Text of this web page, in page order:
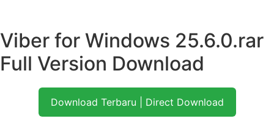
Viber for Windows 25.6.0.rar
Full Version Download
Download Terbaru | Direct Download